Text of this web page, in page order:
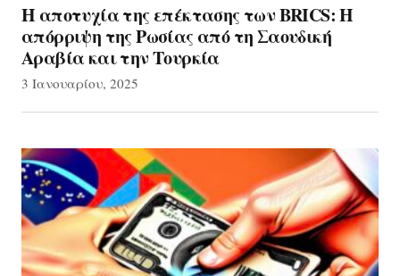
Η αποτυχία της επέκτασης των BRICS: Η
απόρριψη της Ρωσίας από τη Σαουδική
Αραβία και την Τουρκία
3 Ιανουαρίου, 2025